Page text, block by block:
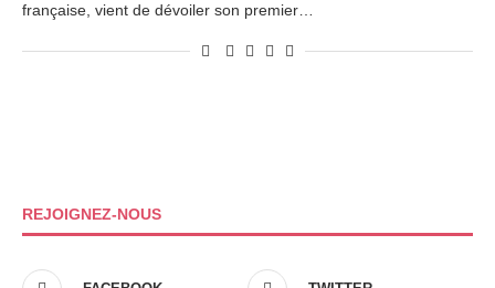
française, vient de dévoiler son premier…
REJOIGNEZ-NOUS